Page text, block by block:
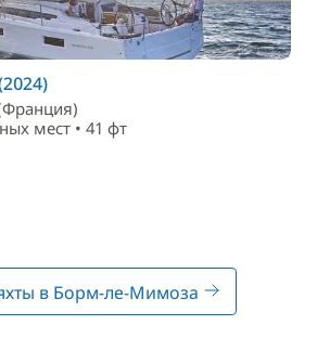
мест • 41 фт
в Борм-ле-Мимоза